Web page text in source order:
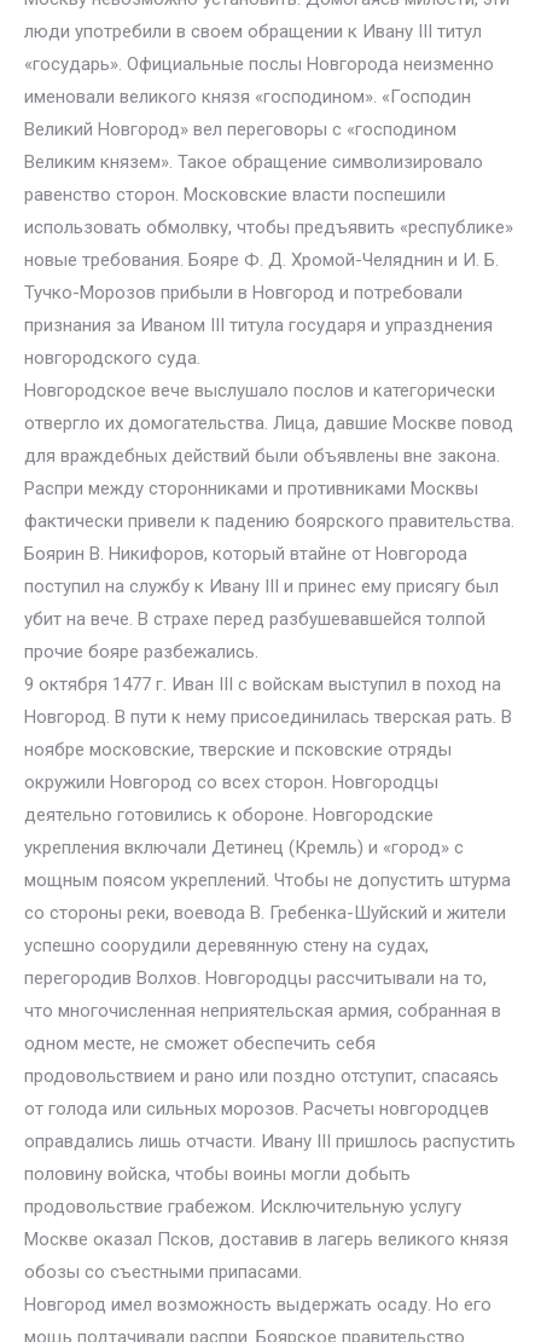
люди употребили в своем обращении к Ивану III титул
«государь». Официальные послы Новгорода неизменно
именовали великого князя «господином». «Господин
Великий Новгород» вел переговоры с «господином
Великим князем». Такое обращение символизировало
равенство сторон. Московские власти поспешили
использовать обмолвку, чтобы предъявить «республике»
новые требования. Бояре Ф. Д. Хромой-Челяднин и И. Б.
Тучко-Морозов прибыли в Новгород и потребовали
признания за Иваном III титула государя и упразднения
новгородского суда.
Новгородское вече выслушало послов и категорически
отвергло их домогательства. Лица, давшие Москве повод
для враждебных действий были объявлены вне закона.
Распри между сторонниками и противниками Москвы
фактически привели к падению боярского правительства.
Боярин В. Никифоров, который втайне от Новгорода
поступил на службу к Ивану III и принес ему присягу был
убит на вече. В страхе перед разбушевавшейся толпой
прочие бояре разбежались.
9 октября 1477 г. Иван III с войскам выступил в поход на
Новгород. В пути к нему присоединилась тверская рать. В
ноябре московские, тверские и псковские отряды
окружили Новгород со всех сторон. Новгородцы
деятельно готовились к обороне. Новгородские
укрепления включали Детинец (Кремль) и «город» с
мощным поясом укреплений. Чтобы не допустить штурма
со стороны реки, воевода В. Гребенка-Шуйский и жители
успешно соорудили деревянную стену на судах,
перегородив Волхов. Новгородцы рассчитывали на то,
что многочисленная неприятельская армия, собранная в
одном месте, не сможет обеспечить себя
продовольствием и рано или поздно отступит, спасаясь
от голода или сильных морозов. Расчеты новгородцев
оправдались лишь отчасти. Ивану III пришлось распустить
половину войска, чтобы воины могли добыть
продовольствие грабежом. Исключительную услугу
Москве оказал Псков, доставив в лагерь великого князя
обозы со съестными припасами.
Новгород имел возможность выдержать осаду. Но его
мощь подтачивали распри. Боярское правительство